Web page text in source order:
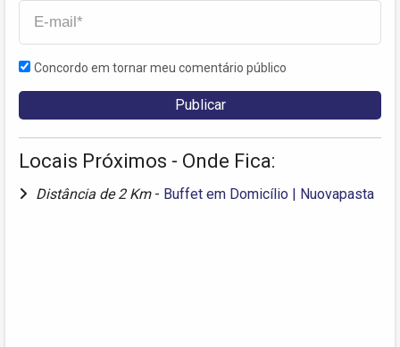
Concordo em tornar meu comentário público
Locais Próximos - Onde Fica:
Distância de 2 Km - Buffet em Domicílio | Nuovapasta